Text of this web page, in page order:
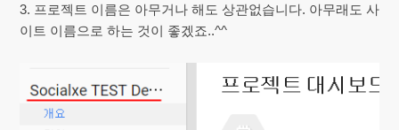
3. 프로젝트 이름은 아무거나 해도 상관없습니다. 아무래도 사
이트 이름으로 하는 것이 좋겠죠..^^